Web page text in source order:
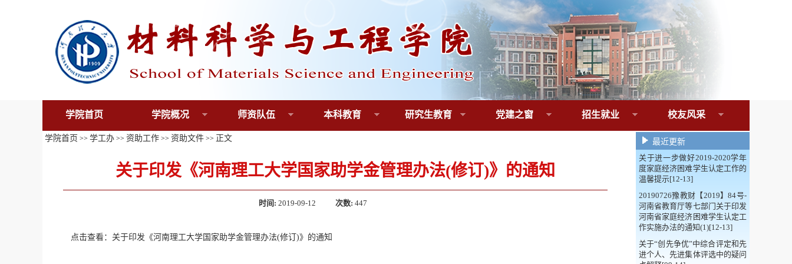
学院首页 学院概况 师资队伍 本科教育 研究生教育 党建之窗 招生就业 校友风采
学院首页 >> 学工办 >> 资助工作 >> 资助文件 >> 正文
关于印发《河南理工大学国家助学金管理办法(修订)》的通知
时间: 2019-09-12 次数: 447
点击查看：关于印发《河南理工大学国家助学金管理办法(修订)》的通知
最近更新
关于进一步做好2019-2020学年
度家庭经济困难学生认定工作的
温馨提示[12-13]
20190726豫教财【2019】84号-
河南省教育厅等七部门关于印发
河南省家庭经济困难学生认定工
作实施办法的通知(1)[12-13]
关于“创先争优”中综合评定和先
进个人、先进集体评选中的疑问